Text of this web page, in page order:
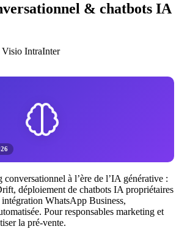
& chatbots IA
Visio IntraInter
à l’ère de l’IA générative :
déploiement de chatbots IA propriétaires
WhatsApp Business,
Pour responsables marketing et
la pré-vente.